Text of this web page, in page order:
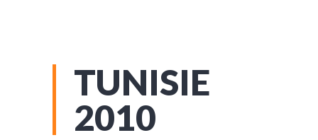
TUNISIE
2010